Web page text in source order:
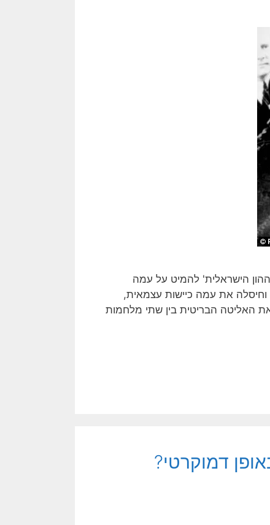
הישראלית' להמיט על עמה
את עמה כיישות עצמאית,
את האליטה הבריטית בין שתי מלחמות
דמוקרטי?